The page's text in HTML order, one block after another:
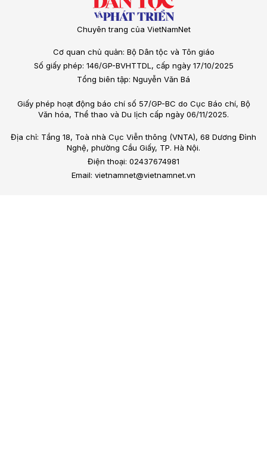
Chuyên trang của VietNamNet
Cơ quan chủ quản: Bộ Dân tộc và Tôn giáo
Số giấy phép: 146/GP-BVHTTDL, cấp ngày 17/10/2025
Tổng biên tập: Nguyễn Văn Bá
Giấy phép hoạt động báo chí số 57/GP-BC do Cục Báo chí, Bộ
Văn hóa, Thể thao và Du lịch cấp ngày 06/11/2025.
Địa chỉ: Tầng 18, Toà nhà Cục Viễn thông (VNTA), 68 Dương Đình
Nghệ, phường Cầu Giấy, TP. Hà Nội.
Điện thoại: 02437674981
Email: vietnamnet@vietnamnet.vn